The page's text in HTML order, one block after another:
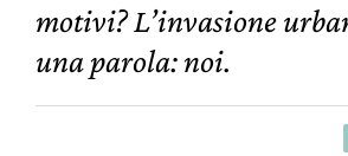
motivi? L’invasione
una parola: noi.